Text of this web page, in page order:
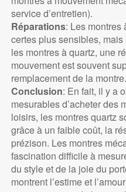
service d’entretien).
Réparations: Les montres
certes plus sensibles,
les montres à quartz, une
mouvement est souvent
remplacement de la montre.
Conclusion: En fait, il y a
mesurables d’acheter des
loisirs, les montres quartz
grâce à un faible coût, la
prézison. Les montres
fascination difficile à
du style et de la joie du
montrent l’estime et